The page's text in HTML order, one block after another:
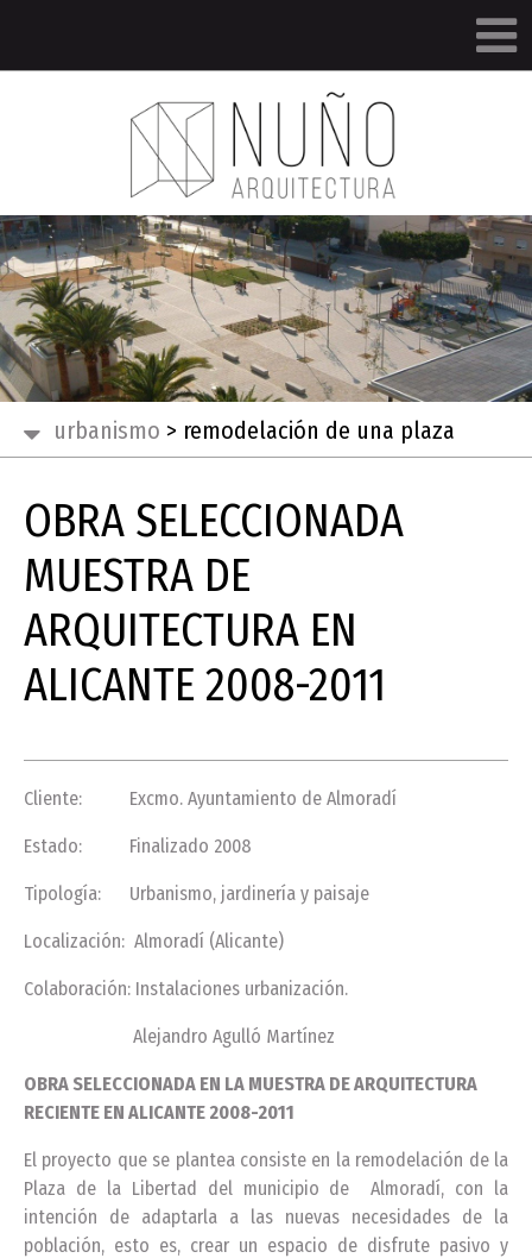
urbanismo > remodelación de una plaza
OBRA SELECCIONADA
MUESTRA DE
ARQUITECTURA EN
ALICANTE 2008-2011
Cliente: Excmo. Ayuntamiento de Almoradí
Estado: Finalizado 2008
Tipología: Urbanismo, jardinería y paisaje
Localización: Almoradí (Alicante)
Colaboración: Instalaciones urbanización.
Alejandro Agulló Martínez
OBRA SELECCIONADA EN LA MUESTRA DE ARQUITECTURA
RECIENTE EN ALICANTE 2008-2011
El proyecto que se plantea consiste en la remodelación de la
Plaza de la Libertad del municipio de Almoradí, con la
intención de adaptarla a las nuevas necesidades de la
población, esto es, crear un espacio de disfrute pasivo y